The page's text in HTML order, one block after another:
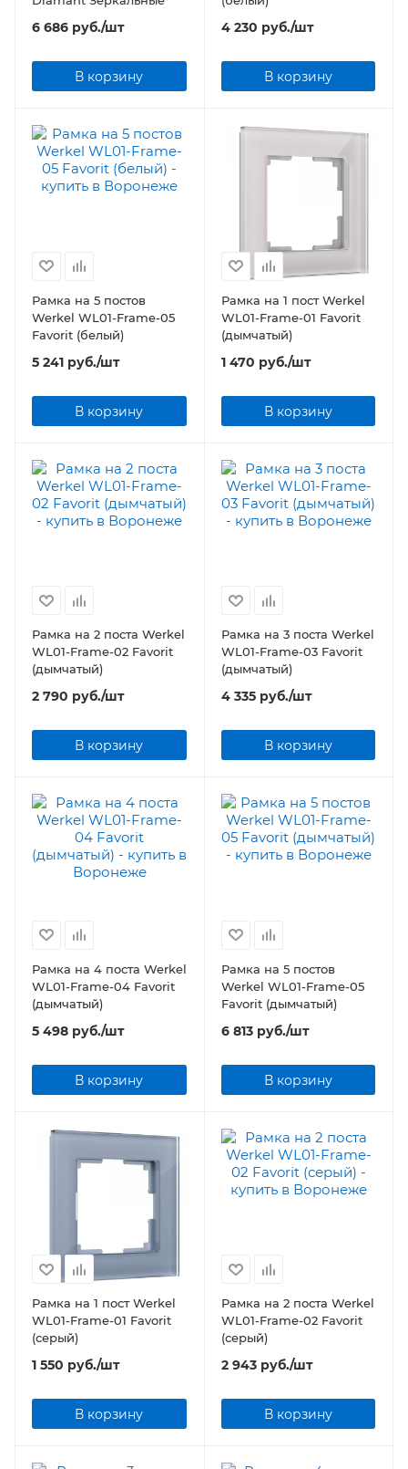
6 686 руб./шт
В корзину
4 230 руб./шт
В корзину
Рамка на 5 постов
Werkel WL01-Frame-05
Favorit (белый)
5 241 руб./шт
В корзину
Рамка на 1 пост Werkel
WL01-Frame-01 Favorit
(дымчатый)
1 470 руб./шт
В корзину
Рамка на 2 поста Werkel
WL01-Frame-02 Favorit
(дымчатый)
2 790 руб./шт
В корзину
Рамка на 3 поста Werkel
WL01-Frame-03 Favorit
(дымчатый)
4 335руб./шт
В корзину
Рамка на 4 поста Werkel
WL01-Frame-04 Favorit
(дымчатый)
5 498 руб./шт
В корзину
Рамка на 5 постов
Werkel WL01-Frame-05
Favorit (дымчатый)
6 813руб./шт
В корзину
Рамка на 1 пост Werkel
WL01-Frame-01 Favorit
(серый)
1 550 руб./шт
В корзину
Рамка на 2 поста Werkel
WL01-Frame-02 Favorit
(серый)
2 943руб./шт
В корзину